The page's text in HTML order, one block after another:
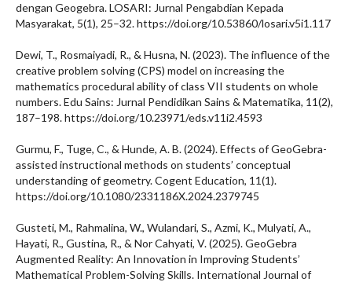
dengan Geogebra. LOSARI: Jurnal Pengabdian Kepada
Masyarakat, 5(1), 25–32. https://doi.org/10.53860/losari.v5i1.117
Dewi, T., Rosmaiyadi, R., & Husna, N. (2023). The influence of the
creative problem solving (CPS) model on increasing the
mathematics procedural ability of class VII students on whole
numbers. Edu Sains: Jurnal Pendidikan Sains & Matematika, 11(2),
187–198. https://doi.org/10.23971/eds.v11i2.4593
Gurmu, F., Tuge, C., & Hunde, A. B. (2024). Effects of GeoGebra-
assisted instructional methods on students’ conceptual
understanding of geometry. Cogent Education, 11(1).
https://doi.org/10.1080/2331186X.2024.2379745
Gusteti, M., Rahmalina, W., Wulandari, S., Azmi, K., Mulyati, A.,
Hayati, R., Gustina, R., & Nor Cahyati, V. (2025). GeoGebra
Augmented Reality: An Innovation in Improving Students’
Mathematical Problem-Solving Skills. International Journal of